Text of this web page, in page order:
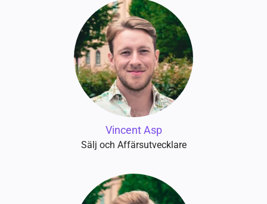
Vincent Asp
Sälj och Affärsutvecklare